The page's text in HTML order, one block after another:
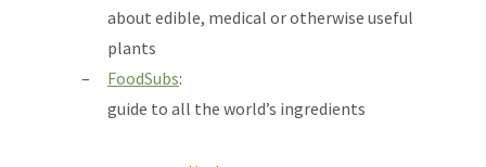
about edible, medical or otherwise useful
plants
FoodSubs:
guide to all the world’s ingredients